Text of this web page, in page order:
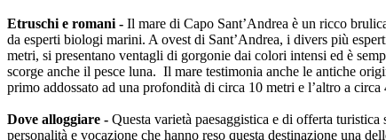
Etruschi e romani - Il mare di Capo Sant’Andrea è un ricco
da esperti biologi marini. A ovest di Sant’Andrea, i divers più
metri, si presentano ventagli di gorgonie dai colori intensi ed è
scorge anche il pesce luna. Il mare testimonia anche le antiche
primo addossato ad una profondità di circa 10 metri e l’altro a
Dove alloggiare - Questa varietà paesaggistica e di offerta
personalità e vocazione che hanno reso questa destinazione una